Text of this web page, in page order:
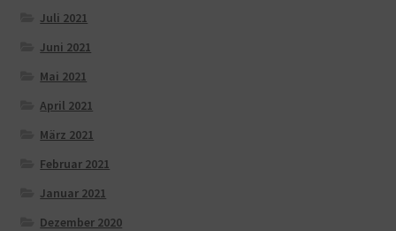
Juli 2021
Juni 2021
Mai 2021
April 2021
März 2021
Februar 2021
Januar 2021
Dezember 2020